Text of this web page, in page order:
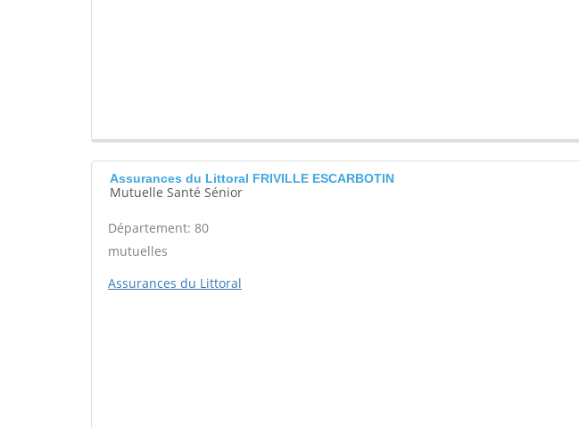
Assurances du Littoral FRIVILLE ESCARBOTIN
Mutuelle Santé Sénior
Département: 80
mutuelles
Assurances du Littoral